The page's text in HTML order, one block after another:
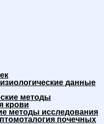
данные
методы
крови
методы исследования
почечных